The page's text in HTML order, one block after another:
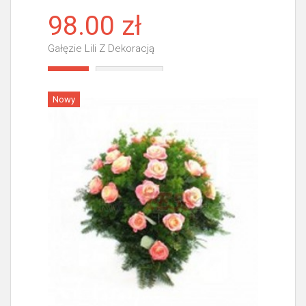
98.00 zł
Gałęzie Lili Z Dekoracją
Nowy